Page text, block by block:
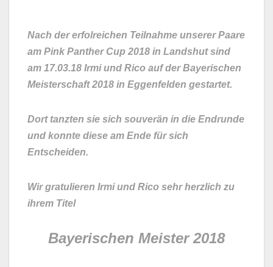
Nach der erfolreichen Teilnahme unserer Paare
am Pink Panther Cup 2018 in Landshut sind
am 17.03.18 Irmi und Rico auf der Bayerischen
Meisterschaft 2018 in Eggenfelden gestartet.
Dort tanzten sie sich souverän in die Endrunde
und konnte diese am Ende für sich
Entscheiden.
Wir gratulieren Irmi und Rico sehr herzlich zu
ihrem Titel
Bayerischen Meister 2018